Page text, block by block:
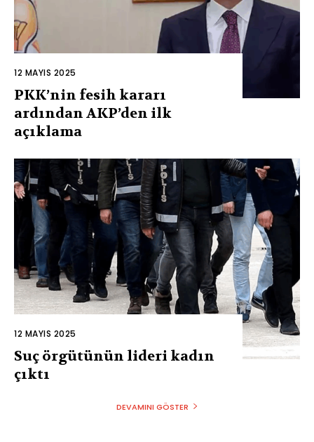
12 MAYIS 2025
PKK’nin fesih kararı
ardından AKP’den ilk
açıklama
12 MAYIS 2025
Suç örgütünün lideri kadın
çıktı
DEVAMINI GÖSTER